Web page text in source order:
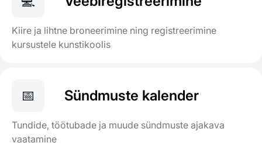
Kiire ja lihtne broneerimine ning registreerimine
kursustele kunstikoolis
📅 Sündmuste kalender
Tundide, töötubade ja muude sündmuste ajakava
vaatamine